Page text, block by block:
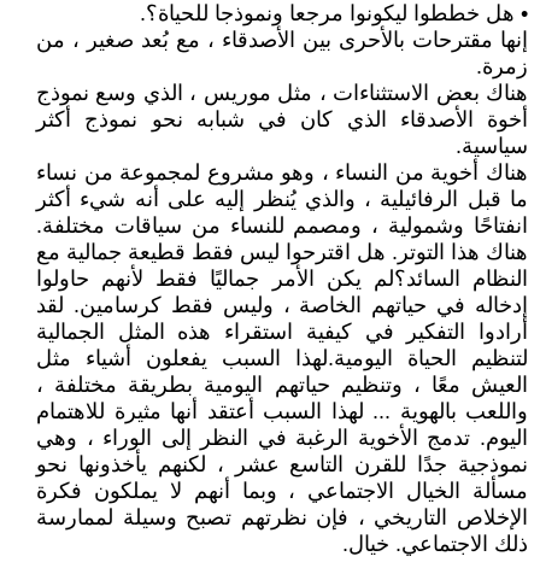
• هل خططوا ليكونوا مرجعا ونموذجا للحياة؟.
إنها مقترحات بالأحرى بين الأصدقاء ، مع بُعد صغير ، من
زمرة.
هناك بعض الاستثناءات ، مثل موريس ، الذي وسع نموذج
أخوة الأصدقاء الذي كان في شبابه نحو نموذج أكثر
سياسية.
هناك أخوية من النساء ، وهو مشروع لمجموعة من نساء
ما قبل الرفائيلية ، والذي يُنظر إليه على أنه شيء أكثر
انفتاحًا وشمولية ، ومصمم للنساء من سياقات مختلفة.
هناك هذا التوتر. هل اقترحوا ليس فقط قطيعة جمالية مع
النظام السائد؟لم يكن الأمر جماليًا فقط لأنهم حاولوا
إدخاله في حياتهم الخاصة ، وليس فقط كرسامين. لقد
أرادوا التفكير في كيفية استقراء هذه المثل الجمالية
لتنظيم الحياة اليومية.لهذا السبب يفعلون أشياء مثل
العيش معًا ، وتنظيم حياتهم اليومية بطريقة مختلفة ،
واللعب بالهوية ... لهذا السبب أعتقد أنها مثيرة للاهتمام
اليوم. تدمج الأخوية الرغبة في النظر إلى الوراء ، وهي
نموذجية جدًا للقرن التاسع عشر ، لكنهم يأخذونها نحو
مسألة الخيال الاجتماعي ، وبما أنهم لا يملكون فكرة
الإخلاص التاريخي ، فإن نظرتهم تصبح وسيلة لممارسة
ذلك الاجتماعي. خيال.